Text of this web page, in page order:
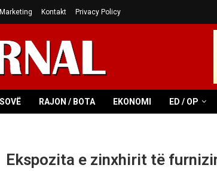
Marketing Kontakt Privacy Policy
RAJON / BOTA EKONOMI ED / OP
Ekspozita e zinxhirit të